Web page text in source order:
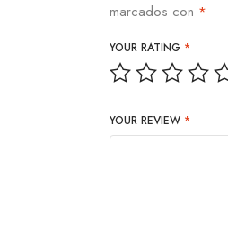
marcados con *
YOUR RATING *
YOUR REVIEW *